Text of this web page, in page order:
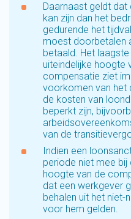
Daarnaast geldt
kan zijn dan het
gedurende het
moest doorbetalen
betaald. Het
uiteindelijke hoogte
compensatie ziet
voorkomen van het
de kosten van
beperkt zijn,
van de
Indien een
periode niet mee bij
hoogte van de
dat een werkgever
behalen uit het niet-
voor hem gelden.